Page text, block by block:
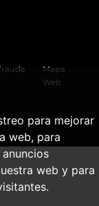
para mejorar
web, para
web y para
Mapa
Web